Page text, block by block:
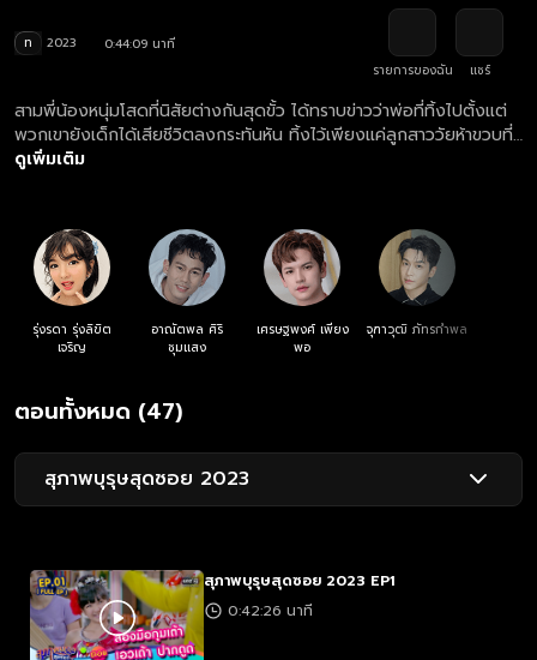
ท 2023
0:44:09 นาที
รายการของฉัน
แชร์
สามพี่น้องหนุ่มโสดที่นิสัยต่างกันสุดขั้ว ได้ทราบข่าวว่าพ่อที่ทิ้งไปตั้งแต่
พวกเขายังเด็กได้เสียชีวิตลงกระทันหัน ทิ้งไว้เพียงแค่ลูกสาววัยห้าขวบที่
เกิดกับภรรยาใหม่ พวกเขาจึงตัดสินใจรับบทคุณพ่อจำเป็น เพื่อไม่ให้น้อง
ดูเพิ่มเติม
รุ่งรดา รุ่งลิขิต
เจริญ
อาณัตพล ศิริ
ชุมแสง
เศรษฐพงศ์ เพียง
พอ
จุฑาวุฒิ ภัทรกำพล
ตอนทั้งหมด (47)
สุภาพบุรุษสุดซอย 2023
สุภาพบุรุษสุดซอย 2023 EP1
0:42:26 นาที